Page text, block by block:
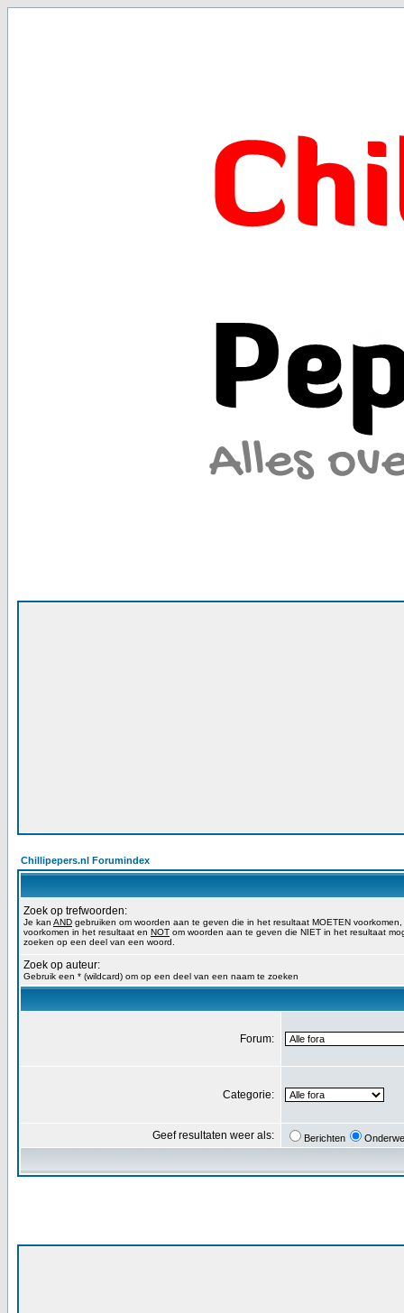
Chillipepers.nl Forumindex
Zoek op trefwoorden:
Je kan AND gebruiken om woorden aan te geven die in het resultaat MOETEN voorkomen,
voorkomen in het resultaat en NOT om woorden aan te geven die NIET in het resultaat
zoeken op een deel van een woord.
Zoek op auteur:
Gebruik een * (wildcard) om op een deel van een naam te zoeken
Forum:
Categorie:
Geef resultaten weer als: Berichten